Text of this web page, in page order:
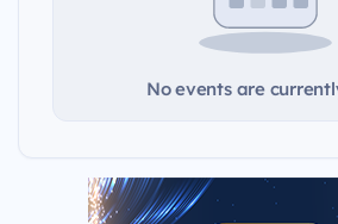
No events are